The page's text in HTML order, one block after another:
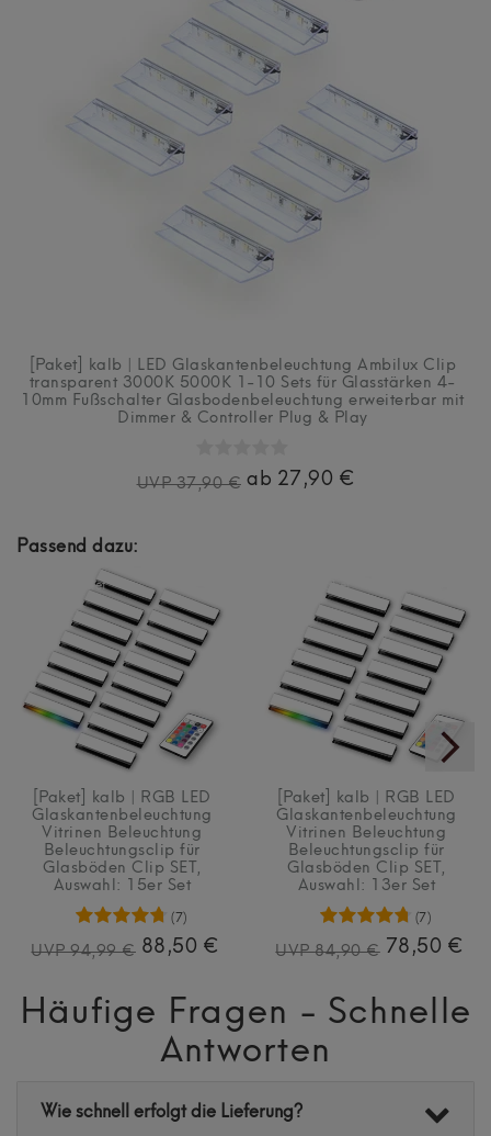
[Paket] kalb | LED Glaskantenbeleuchtung Ambilux Clip
transparent 3000K 5000K 1-10 Sets für Glasstärken 4-
10mm Fußschalter Glasbodenbeleuchtung erweiterbar mit
Dimmer & Controller Plug & Play
UVP 37,90 € ab 27,90 €
Passend dazu:
Artikelpaket
[Paket] kalb | RGB LED
Glaskantenbeleuchtung
Vitrinen Beleuchtung
Beleuchtungsclip für
Glasböden Clip SET
,
Auswahl: 15er Set
(7)
UVP 94,99 € 88,50 €
Artikelpaket
[Paket] kalb | RGB LED
Glaskantenbeleuchtung
Vitrinen Beleuchtung
Beleuchtungsclip für
Glasböden Clip SET
,
Auswahl: 13er Set
(7)
UVP 84,90 € 78,50 €
Häufige Fragen - Schnelle
Antworten
Wie schnell erfolgt die Lieferung?